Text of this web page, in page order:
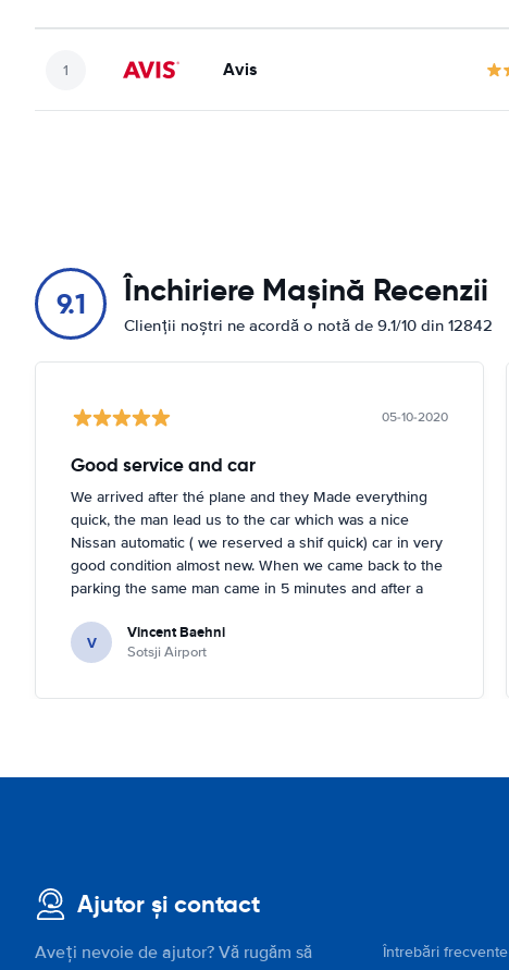
Avis
9.1 Închiriere Mașină Recenzii
Clienții noștri ne acordă o notă de 9.1/10 din 12842
05-10-2020
Good service and car
We arrived after thé plane and they Made everything
quick, the man lead us to the car which was a nice
Nissan automatic ( we reserved a shif quick) car in very
good condition almost new. When we came back to the
parking the same man came in 5 minutes and after a
recommand this company.
V Vincent Baehni
Sotsji Airport
Ajutor și contact
Aveți nevoie de ajutor? Vă rugăm să
Întrebări frecvente